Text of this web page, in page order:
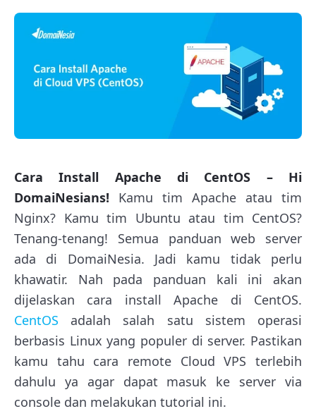
Cara Install Apache di CentOS – Hi
DomaiNesians! Kamu tim Apache atau tim
Nginx? Kamu tim Ubuntu atau tim CentOS?
Tenang-tenang! Semua panduan web server
ada di DomaiNesia. Jadi kamu tidak perlu
khawatir. Nah pada panduan kali ini akan
dijelaskan cara install Apache di CentOS.
CentOS adalah salah satu sistem operasi
berbasis Linux yang populer di server. Pastikan
kamu tahu cara remote Cloud VPS terlebih
dahulu ya agar dapat masuk ke server via
console dan melakukan tutorial ini.